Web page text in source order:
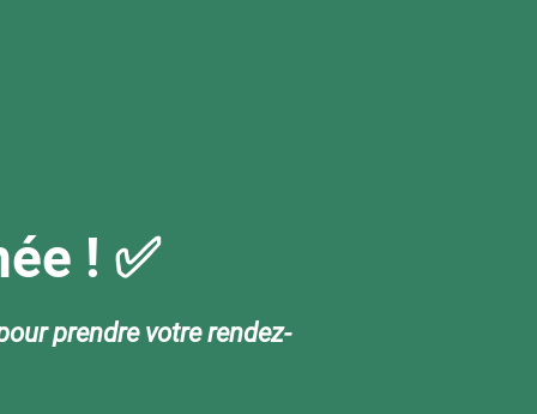
! ✅
prendre votre rendez-